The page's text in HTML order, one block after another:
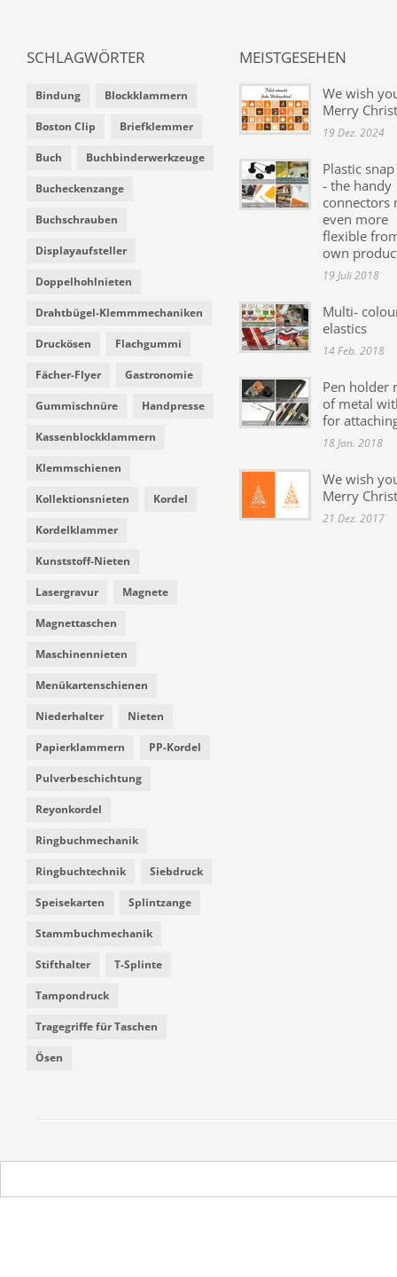
SCHLAGWÖRTER
Bindung Blockklammern
Boston Clip Briefklemmer
Buch Buchbinderwerkzeuge
Bucheckenzange
Buchschrauben
Displayaufsteller
Doppelhohlnieten
Drahtbügel-Klemmmechaniken
Druckösen Flachgummi
Fächer-Flyer Gastronomie
Gummischnüre Handpresse
Kassenblockklammern
Klemmschienen
Kollektionsnieten Kordel
Kordelklammer
Kunststoff-Nieten
Lasergravur Magnete
Magnettaschen
Maschinennieten
Menükartenschienen
Niederhalter Nieten
Papierklammern PP-Kordel
Pulverbeschichtung
Reyonkordel
Ringbuchmechanik
Ringbuchtechnik Siebdruck
Speisekarten Splintzange
Stammbuchmechanik
Stifthalter T-Splinte
Tampondruck
Tragegriffe für Taschen
Ösen
MEISTGESEHEN
We wish
Merry
19 Dez. 2024
Plastic
- the handy
connectors
even more
flexible
own
19 Juli 2018
Multi-
elastics
14 Feb. 2018
Pen holder
of metal
for
18 Jan. 2018
We wish
Merry
21 Dez. 2017